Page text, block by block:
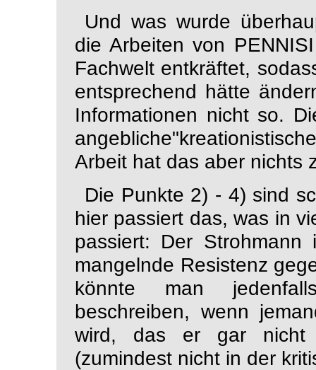
Und was wurde
die Arbeiten von
Fachwelt entkräftet,
entsprechend hätte
Informationen nicht so.
Arbeit hat das aber nichts
Die Punkte 2) - 4) sind
hier passiert das, was in
passiert: Der
mangelnde Resistenz
könnte man
beschreiben, wenn
wird, das er gar nicht
(zumindest nicht in der